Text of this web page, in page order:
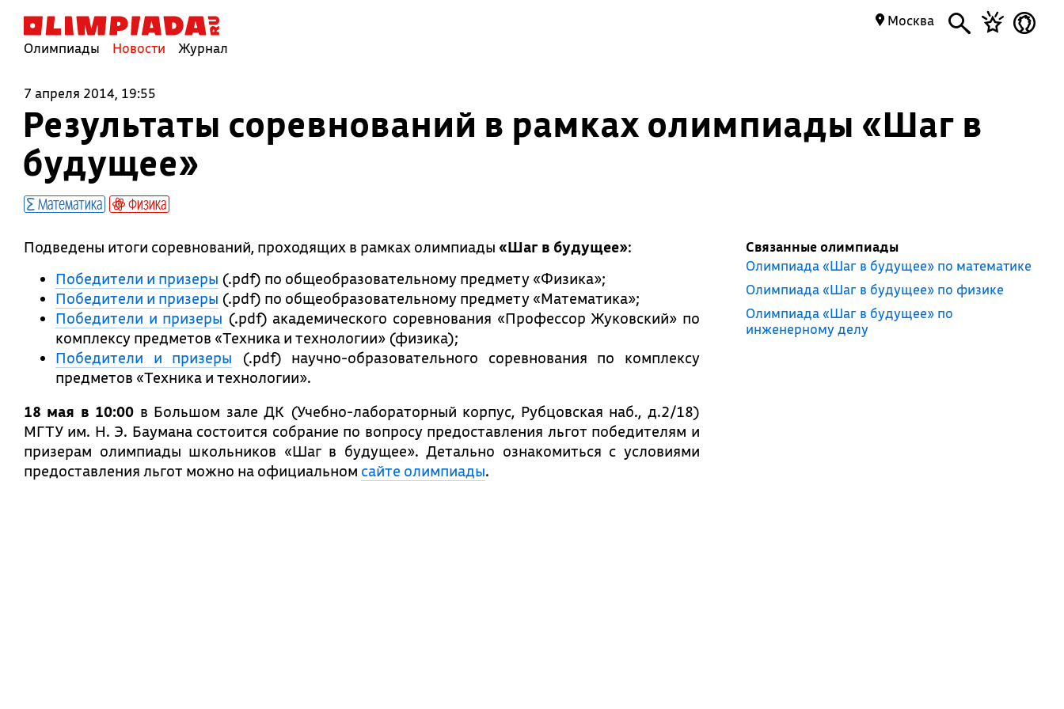
Олимпиады Новости Журнал
Москва
7 апреля 2014, 19:55
Результаты соревнований в рамках олимпиады «Шаг в
будущее»
Математика Физика
Подведены итоги соревнований, проходящих в рамках олимпиады «Шаг в будущее»:
Победители и призеры (.pdf) по общеобразовательному предмету «Физика»;
Победители и призеры (.pdf) по общеобразовательному предмету «Математика»;
Победители и призеры (.pdf) академического соревнования «Профессор Жуковский» по
комплексу предметов «Техника и технологии» (физика);
Победители и призеры (.pdf) научно-образовательного соревнования по комплексу
предметов «Техника и технологии».
18 мая в 10:00 в Большом зале ДК (Учебно-лабораторный корпус, Рубцовская наб., д.2/18)
МГТУ им. Н. Э. Баумана состоится собрание по вопросу предоставления льгот победителям и
призерам олимпиады школьников «Шаг в будущее». Детально ознакомиться с условиями
предоставления льгот можно на официальном сайте олимпиады.
Связанные олимпиады
Олимпиада «Шаг в будущее» по математике
Олимпиада «Шаг в будущее» по физике
Олимпиада «Шаг в будущее» по
инженерному делу